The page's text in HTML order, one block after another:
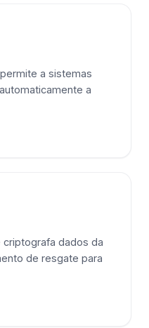
a sistemas
a
dados da
de resgate para